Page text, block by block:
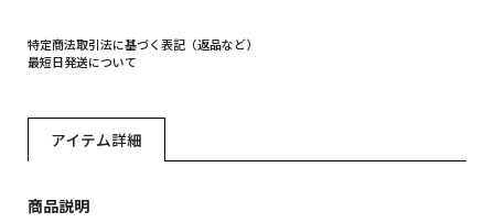
特定商法取引法に基づく表記（返品など）
最短日発送について
アイテム詳細
商品説明